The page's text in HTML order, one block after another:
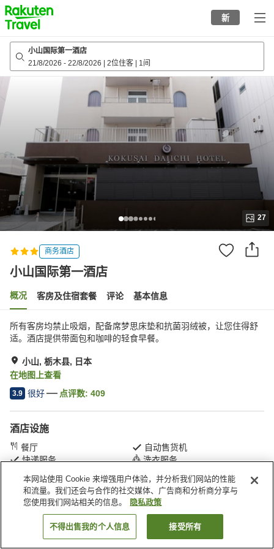
to
top
page
新
小山国际第一酒店
21/8/2026 - 22/8/2026 2位住客 1间
27
商务酒店
小山国际第一酒店
概况 客房及住宿套餐 评论 基本信息
所有客房均禁止吸烟，配备席梦思床垫和抗菌羽绒被，让您住得舒
适。酒店提供带面包和咖啡的轻食早餐。
小山, 栃木县, 日本
在地图上查看
3.9 很好 点评数: 409
酒店设施
餐厅
自动售货机
快递服务
洗衣服务
首页 日本 栃木县 小山 小山国际第一酒店
搜索客房
本网站使用 Cookie 来增强用户体验，并分析我们网站的性能
和流量。我们还会与合作的社交媒体、广告商和分析商分享与
您使用我们网站相关的信息。
隐私政策
不得出售我的个人信息 接受所有